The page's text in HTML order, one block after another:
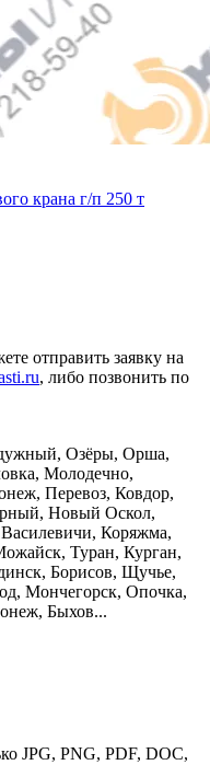
крана г/п 250 т
отправить заявку на
, либо позвонить по
Озёры, Орша,
Молодечно,
Перевоз, Ковдор,
Новый Оскол,
Коряжма,
Туран, Курган,
Борисов, Щучье,
Мончегорск, Опочка,
Быхов...
JPG, PNG, PDF, DOC,